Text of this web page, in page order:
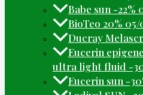
Babe sun -22%
BioTeo 20%
Ducray
Eucerin
ultra light fluid -
Eucerin sun -